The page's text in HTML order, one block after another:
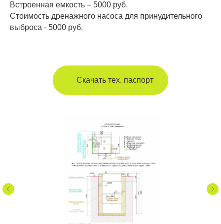
Встроенная емкость – 5000 руб.
Стоимость дренажного насоса для принудительного
выброса - 5000 руб.
Скачать тех. паспорт
Отправить